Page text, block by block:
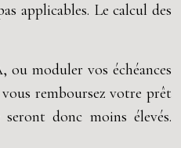
applicables. Le calcul des
moduler vos échéances
remboursez votre prêt
donc moins élevés.